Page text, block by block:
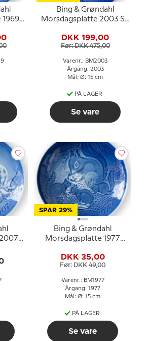
1969
Bing & Grøndahl
Morsdagsplatte 2003 So
DKK 199,00
Før: DKK 475,00
Varenr.: BM2003
Årgang: 2003
Mål: Ø: 15 cm
PÅ LAGER
Se vare
SPAR 29%
Bing & Grøndahl
Morsdagsplatte 1977
DKK 35,00
Før: DKK 49,00
Varenr.: BM1977
Årgang: 1977
Mål: Ø: 15 cm
PÅ LAGER
Se vare